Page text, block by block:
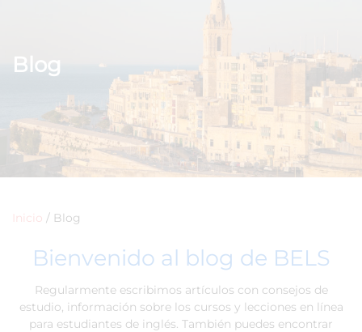
Blog
Inicio / Blog
Bienvenido al blog de BELS
Regularmente escribimos artículos con consejos de
estudio, información sobre los cursos y lecciones en línea
para estudiantes de inglés. También puedes encontrar